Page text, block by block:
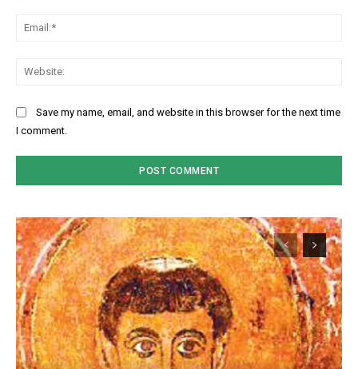
Save my name, email, and website in this browser for the next time
I comment.